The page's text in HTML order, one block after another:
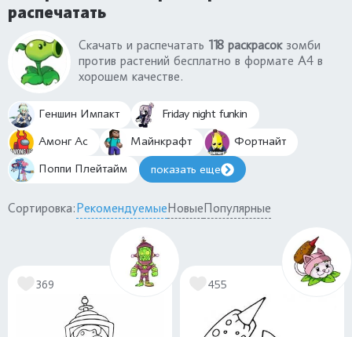
распечатать
Скачать и распечатать 118 раскрасокзомби
против растений бесплатно в формате А4 в
хорошем качестве.
картинки из популярной игры Plants vs. Zombies
все части: 1, 2, 3. Качественные раскраски
подходят и для мальчиков, и для девочек
разных возрастов.
Геншин Импакт
Friday night funkin
Амонг Ас
Майнкрафт
Фортнайт
Поппи Плейтайм
показать еще
Сортировка:РекомендуемыеНовыеПопулярные
369 455